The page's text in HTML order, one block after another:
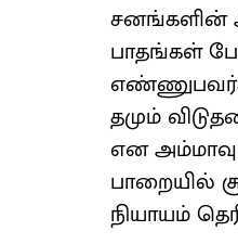
சனங்களின்
பாதங்கள்
தமும்
என
பாறையில்
நியாயம்